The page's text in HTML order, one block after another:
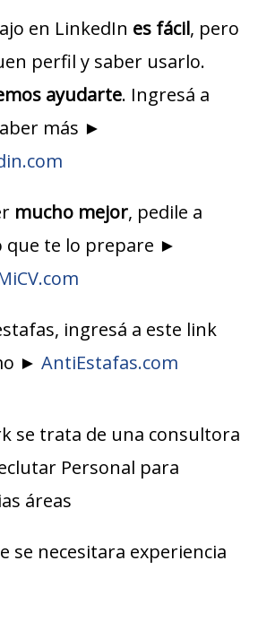
en LinkedIn es fácil, pero
perfil y saber usarlo.
ayudarte. Ingresá a
más ►
mucho mejor, pedile a
que te lo prepare ►
ingresá a este link
► AntiEstafas.com
se trata de una consultora
Personal para
áreas
se necesitara experiencia